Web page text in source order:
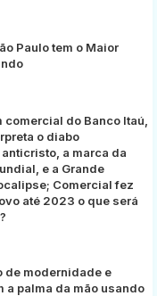
Paulo tem o Maior
do Banco Itaú,
o diabo
a marca da
e a Grande
Comercial fez
até 2023 o que será
de modernidade e
a palma da mão usando